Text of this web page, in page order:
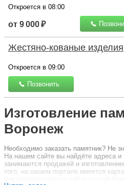
Откроется в 08:00
от 9 000 ₽
Жестяно-кованые изделия
Откроется в 09:00
Позвонить
Изготовление
Воронеж
Необходимо заказать памятник? Не
На нашем сайте вы найдёте адреса
занимаются продажей и
того, на нашем портале имеется